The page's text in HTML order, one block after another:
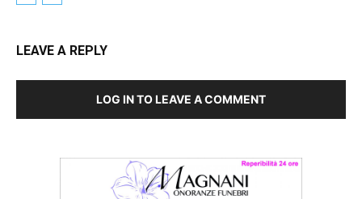
LEAVE A REPLY
LOG IN TO LEAVE A COMMENT